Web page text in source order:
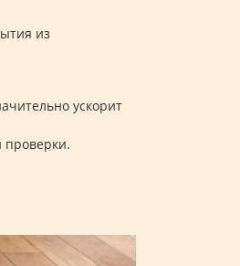
из
ускорит
проверки.